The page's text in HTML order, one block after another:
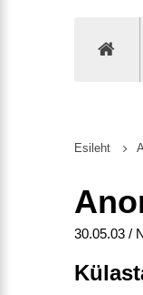
Esileht
30.05.03 /